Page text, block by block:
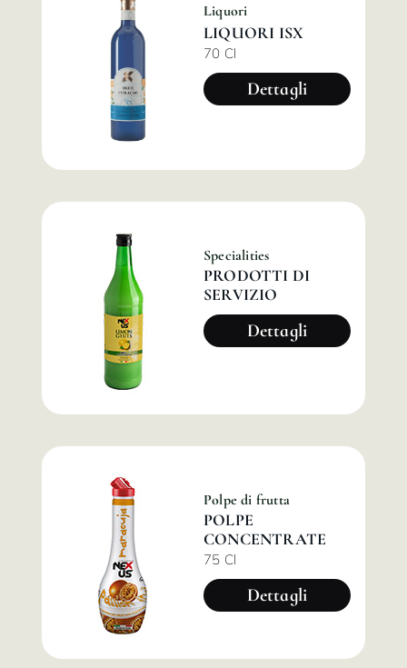
Liquori
LIQUORI ISX
70 Cl
Dettagli
Specialities
PRODOTTI DI
SERVIZIO
Dettagli
Polpe di frutta
POLPE
CONCENTRATE
75 Cl
Dettagli